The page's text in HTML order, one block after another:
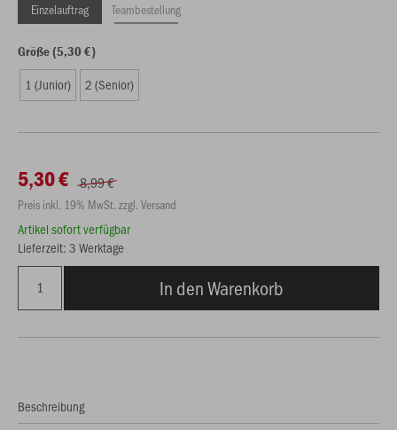
Einzelauftrag Teambestellung
Größe (5,30 €)
1 (Junior) 2 (Senior)
5,30 € 8,99 €
Preis inkl. 19% MwSt. zzgl. Versand
Artikel sofort verfügbar
Lieferzeit: 3 Werktage
In den Warenkorb
Beschreibung